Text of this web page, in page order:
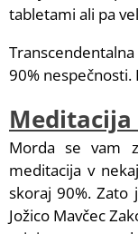
tabletami ali pa
90%
Meditacija
Morda se vam
meditacija v
skoraj 90%. Zato
Jožico Mavčec